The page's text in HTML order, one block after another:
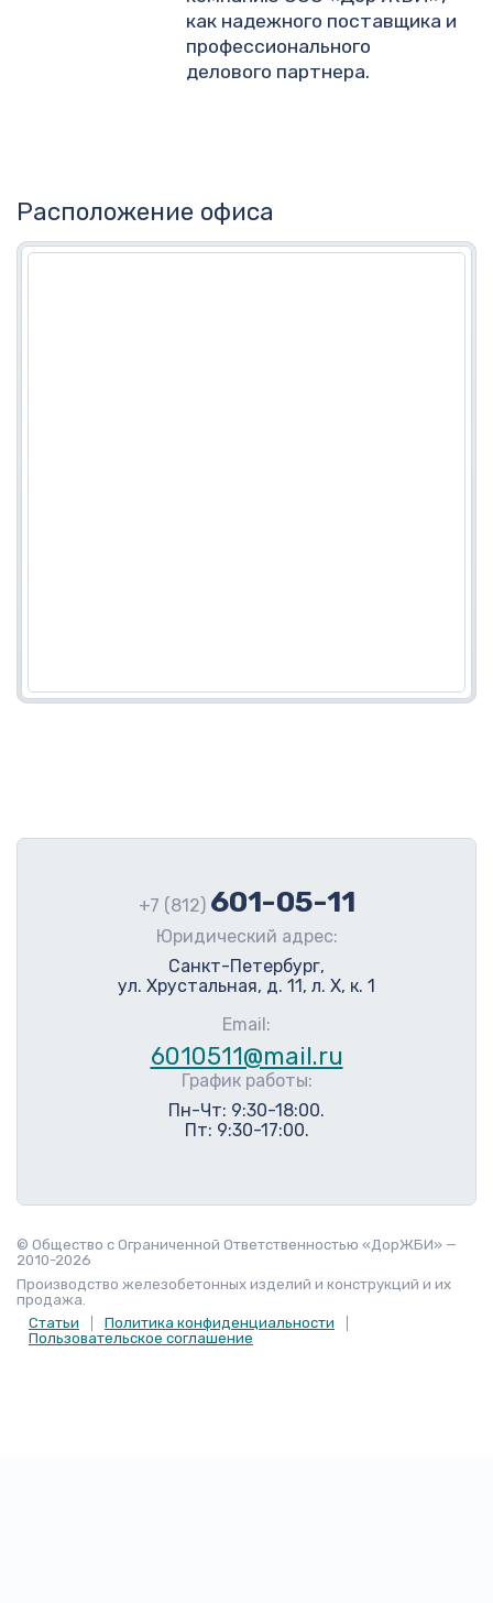
как надежного поставщика и
профессионального
делового партнера.
Расположение офиса
+7 (812) 601-05-11
Юридический адрес:
Санкт-Петербург,
ул. Хрустальная, д. 11, л. Х, к. 1
Email:
6010511@mail.ru
График работы:
Пн-Чт: 9:30-18:00.
Пт: 9:30-17:00.
© Общество с Ограниченной Ответственностью «ДорЖБИ» —
2010-2026
Производство железобетонных изделий и конструкций и их
продажа.
Статьи
Политика конфиденциальности
Пользовательское соглашение